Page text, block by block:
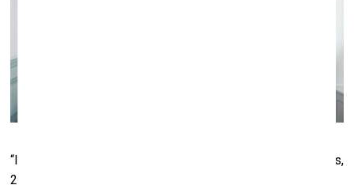
“Iztēlotā kolekcija”: fon Barta X Leopolds Veinbergs,
2018,